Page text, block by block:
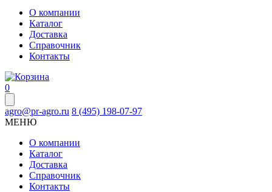
О компании
Каталог
Доставка
Справочник
Контакты
0
agro@pr-agro.ru 8 (495) 198-07-97
МЕНЮ
О компании
Каталог
Доставка
Справочник
Контакты